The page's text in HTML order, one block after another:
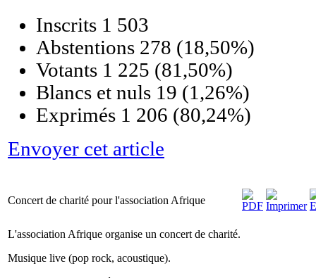
Inscrits 1 503
Abstentions 278 (18,50%)
Votants 1 225 (81,50%)
Blancs et nuls 19 (1,26%)
Exprimés 1 206 (80,24%)
Envoyer cet article
Concert de charité pour l'association Afrique
L'association Afrique organise un concert de charité.
Musique live (pop rock, acoustique).